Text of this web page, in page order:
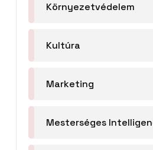
Környezetvédelem
Kultúra
Marketing
Mesterséges